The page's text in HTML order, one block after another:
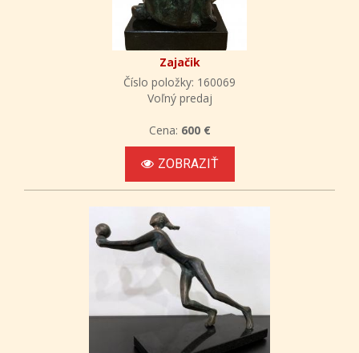
Zajačik
Číslo položky: 160069
Voľný predaj
Cena: 600 €
ZOBRAZIŤ